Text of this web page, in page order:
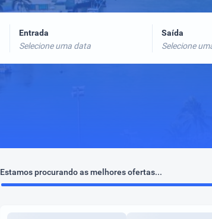
Entrada
Selecione uma data
Saída
Selecione
Estamos procurando as melhores ofertas...